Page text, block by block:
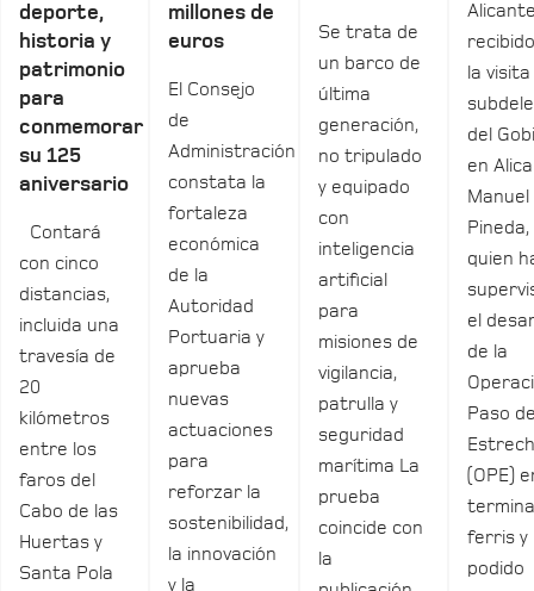
deporte,
historia y
patrimonio
para
conmemorar
su 125
aniversario
Contará
con cinco
distancias,
incluida una
travesía de
20
kilómetros
entre los
faros del
Cabo de las
Huertas y
Santa Pola
millones de
euros
El Consejo
de
Administración
constata la
fortaleza
económica
de la
Autoridad
Portuaria y
aprueba
nuevas
actuaciones
para
reforzar la
sostenibilidad,
la innovación
y la
Se trata de
un barco de
última
generación,
no tripulado
y equipado
con
inteligencia
artificial
para
misiones de
vigilancia,
patrulla y
seguridad
marítima La
prueba
coincide con
la
la
del
en
Manuel
Pineda,
quien
el
de la
Paso
(OPE)
ferris y
podido